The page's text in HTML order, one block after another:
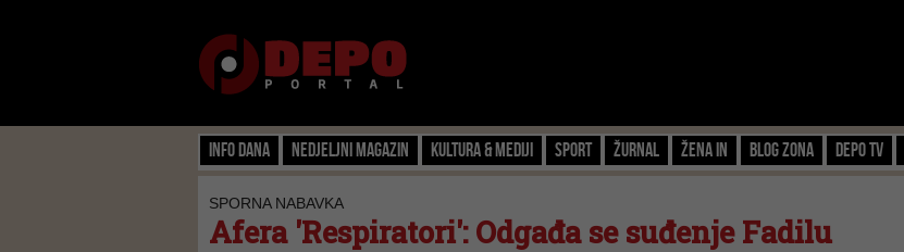
Info dana Nedjeljni magazin Kultura & Mediji Sport Žurnal Žena IN Blog zona Depo TV
SPORNA NABAVKA
Afera 'Respiratori': Odgađa se suđenje Fadilu